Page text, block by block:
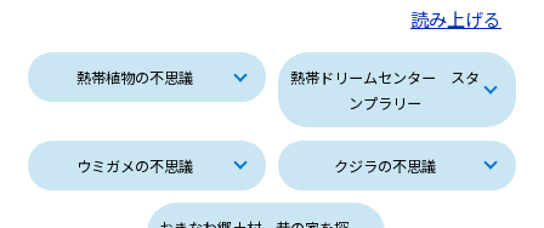
読み上げる
熱帯植物の不思議
熱帯ドリームセンター スタ
ンプラリー
ウミガメの不思議 クジラの不思議